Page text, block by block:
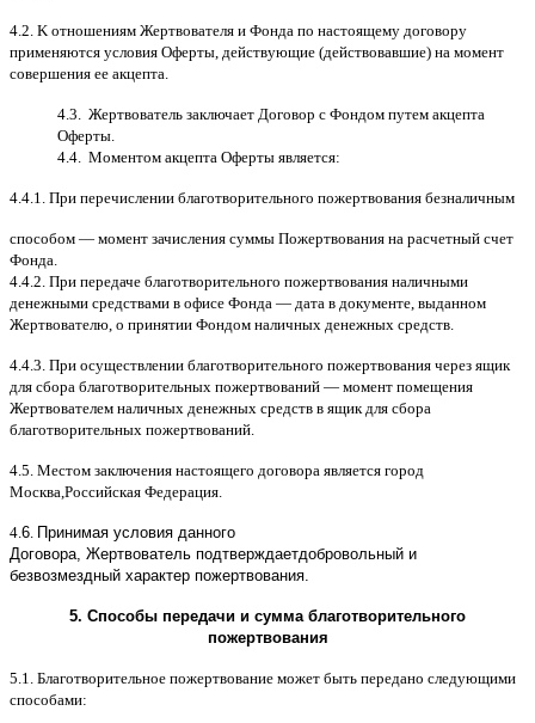
4.2. K отношениям Жертвователя и Фонда по настоящему договору
применяются условия Оферты действующие (действовавшие) на момент
совершения ее акцепта
4.3. Жертвователь заключает Договор c Фондом путем акцепта
Оферты
4.4. Моментом акцепта Оферты является:
4.4.1. При перечислении благотворительного пожертвования безналичным
способом — момент зачисления суммы Пожертвования на расчетный счет
Фонда
4.4.2. При передаче благотворительного пожертвования наличными
денежными средствами в офисе Фонда — дата в документе выданном
Жертвователю o принятии Фондом наличных денежных средств
4.4.3. При осуществлении благотворительного пожертвования через ящик
для сбора благотворительных пожертвований — момент помещения
Жертвователем наличных денежных средств в ящик для сбора
благотворительных пожертвований
4.5. Местом заключения настоящего договора является город
Москва Российская Федерация
4. 6 Принимая условия данного
Договора, Жертвователь подтверждаетдобровольный и
безвозмездный характер пожертвования
5. Способы передачи и сумма благотворительного
пожертвования
5.1. Благотворительное пожертвование может быть передано следующими
способами: